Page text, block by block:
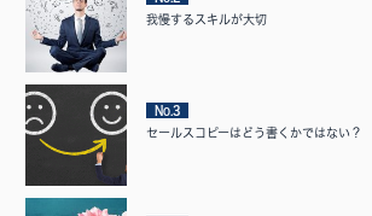
我慢するスキルが大切
No.3
セールスコピーはどう書くかではない？